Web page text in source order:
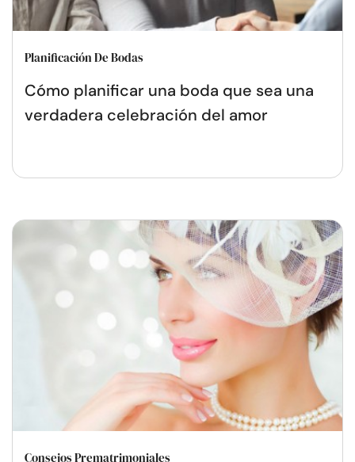
Planificación De Bodas
Cómo planificar una boda que sea una
verdadera celebración del amor
Consejos Prematrimoniales